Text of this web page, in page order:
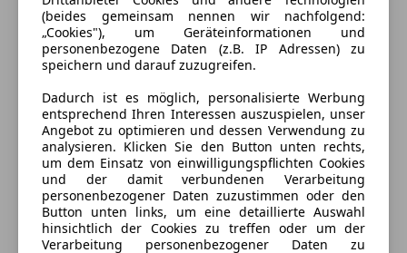
Energieverbrauch
Anderer Energieträger
Strom
Kraftstoffverbrauch
2,50l/100 km (komb.)
(beides gemeinsam nennen wir nachfolgend:
„Cookies"), um Geräteinformationen und
personenbezogene Daten (z.B. IP Adressen) zu
speichern und darauf zuzugreifen.
Dadurch ist es möglich, personalisierte Werbung
entsprechend Ihren Interessen auszuspielen, unser
Angebot zu optimieren und dessen Verwendung zu
analysieren. Klicken Sie den Button unten rechts,
um dem Einsatz von einwilligungspflichten Cookies
und der damit verbundenen Verarbeitung
personenbezogener Daten zuzustimmen oder den
Button unten links, um eine detaillierte Auswahl
hinsichtlich der Cookies zu treffen oder um der
Verarbeitung personenbezogener Daten zu